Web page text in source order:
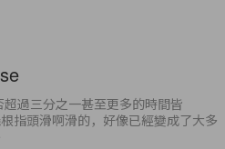
過三分之一甚至更多的時間皆
指頭滑啊滑的，好像已經變成了大多